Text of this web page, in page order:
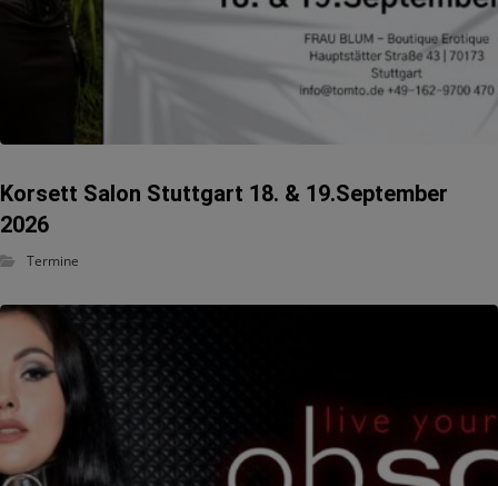
Korsett Salon Stuttgart 18. & 19.September
2026
Termine